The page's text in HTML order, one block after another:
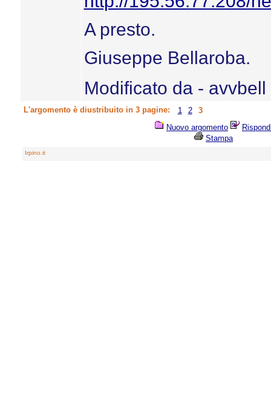
A presto.
Giuseppe Bellaroba.
Modificato da -
L'argomento è diustribuito in 3 pagine: 1 2
3
Nuovo argomento
Stampa
Irpino.it